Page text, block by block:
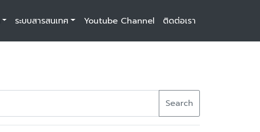
ระบบสารสนเทศ Youtube Channel ติดต่อเรา
Search